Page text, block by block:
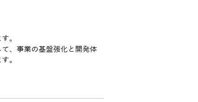
。
、事業の基盤強化と開発体
。